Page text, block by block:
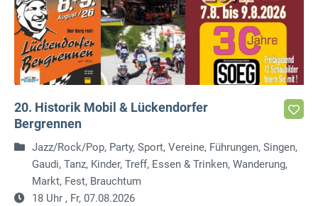
20. Historik Mobil & Lückendorfer
Bergrennen
Jazz/Rock/Pop, Party, Sport, Vereine, Führungen, Singen,
Gaudi, Tanz, Kinder, Treff, Essen & Trinken, Wanderung,
Markt, Fest, Brauchtum
18 Uhr , Fr, 07.08.2026